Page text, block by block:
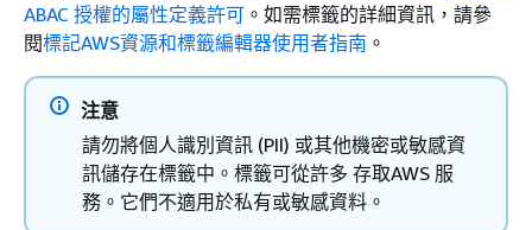
ABAC 授權的屬性定義許可 。如需標籤的詳細資訊，請參
閱標記AWS資源和標籤編輯器使用者指南 。
注意
請勿將個人識別資訊 (PII) 或其他機密或敏感資
訊儲存在標籤中。標籤可從許多 存取AWS 服
務。它們不適用於私有或敏感資料。